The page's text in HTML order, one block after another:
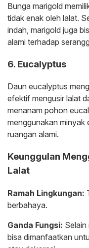
Bunga marigold
tidak enak oleh lalat.
indah, marigold juga
alami terhadap
6. Eucalyptus
Daun eucalyptus
efektif mengusir lalat
menanam pohon
menggunakan minyak
ruangan alami.
Keunggulan
Lalat
Ramah Lingkungan:
berbahaya.
Ganda Fungsi: Selain
bisa dimanfaatkan